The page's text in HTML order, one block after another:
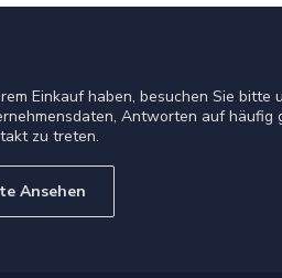
Einkauf haben, besuchen Sie bitte
Antworten auf häufig
zu treten.
Ansehen